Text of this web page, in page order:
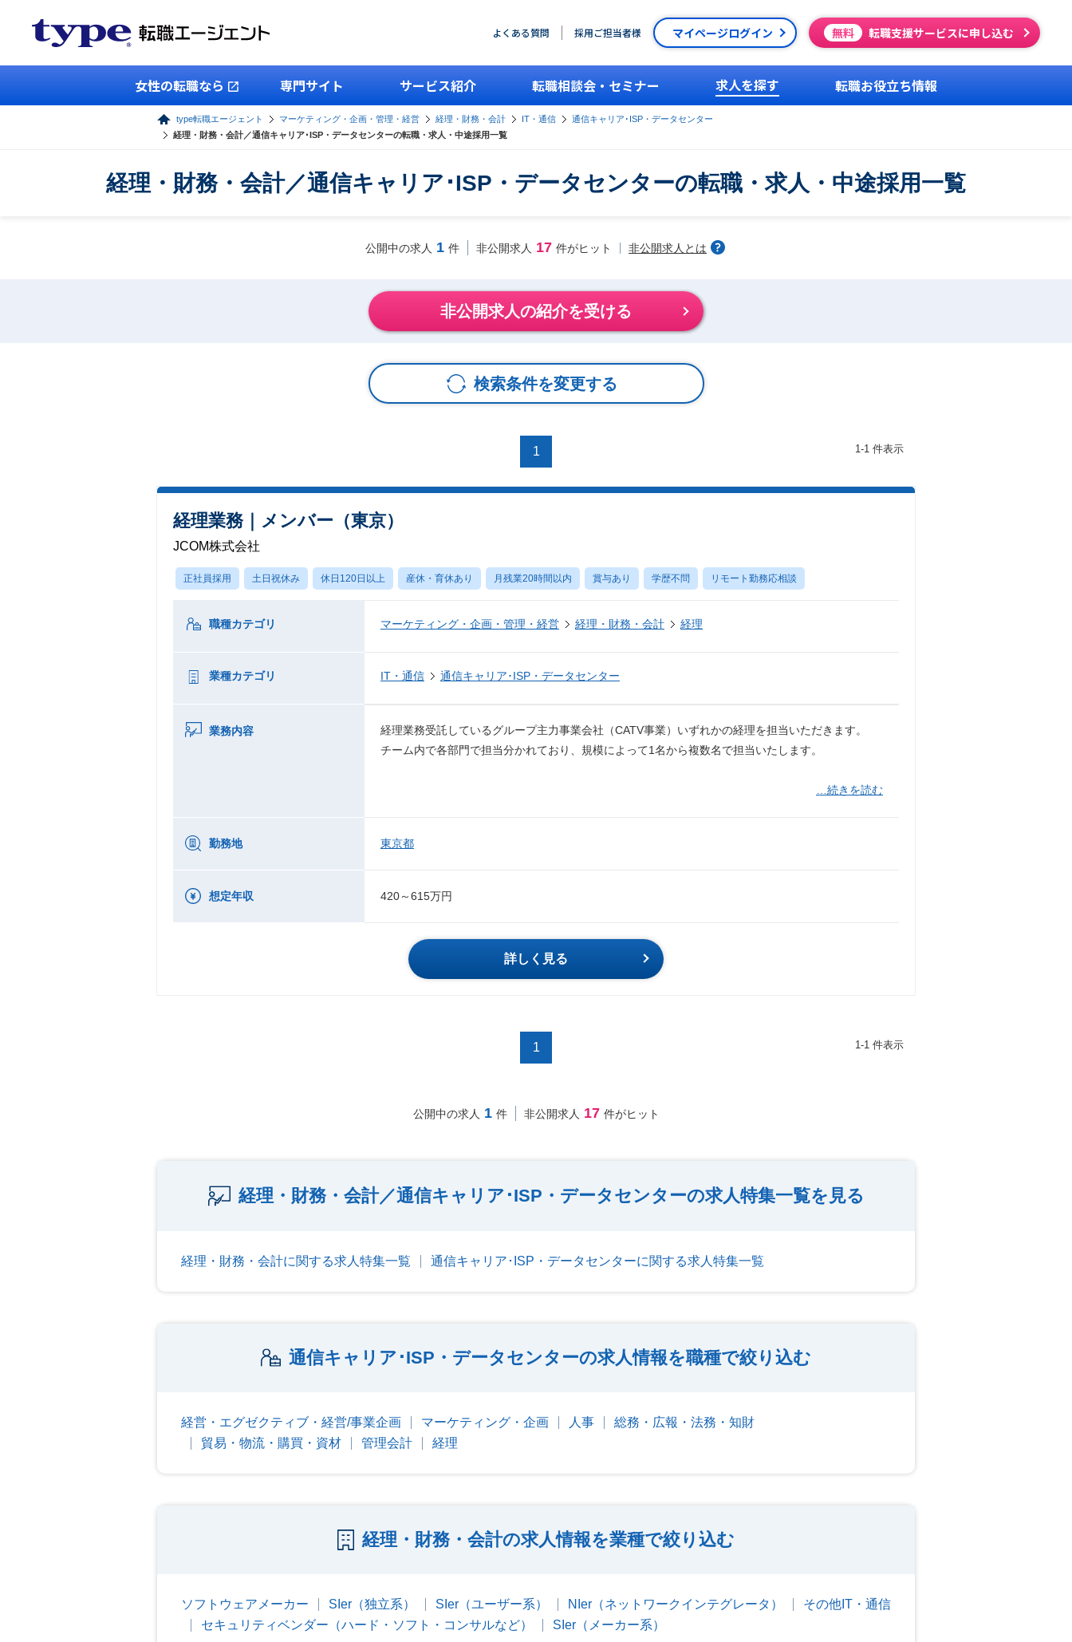
よくある質問 採用ご担当者様 マイページログイン 無料 転職支援サービスに申し込む
女性の転職なら 専門サイト サービス紹介 転職相談会・セミナー 求人を探す 転職お役立ち情報
type転職エージェント マーケティング・企画・管理・経営 経理・財務・会計 IT・通信
通信キャリア･ISP・データセンター
経理・財務・会計／通信キャリア･ISP・データセンターの転職・求人・中途採用一覧
経理・財務・会計／通信キャリア･ISP・データセンターの転職・求人・中途採用一覧
公開中の求人 1 件 非公開求人 17 件がヒット 非公開求人とは
非公開求人の紹介を受ける
検索条件を変更する
1 1-1 件表示
経理業務｜メンバー（東京）
JCOM株式会社
正社員採用 土日祝休み 休日120日以上 産休・育休あり 月残業20時間以内 賞与あり 学歴不問 リモート勤務応相談
職種カテゴリ マーケティング・企画・管理・経営 経理・財務・会計 経理
業種カテゴリ IT・通信 通信キャリア･ISP・データセンター
業務内容
経理業務受託しているグループ主力事業会社（CATV事業）いずれかの経理を担当いただきます。
チーム内で各部門で担当分かれており、規模によって1名から複数名で担当いたします。
…続きを読む
勤務地 東京都
想定年収 420～615万円
詳しく見る
1 1-1 件表示
公開中の求人 1 件 非公開求人 17 件がヒット
経理・財務・会計／通信キャリア･ISP・データセンターの求人特集一覧を見る
経理・財務・会計に関する求人特集一覧 通信キャリア･ISP・データセンターに関する求人特集一覧
通信キャリア･ISP・データセンターの求人情報を職種で絞り込む
経営・エグゼクティブ・経営/事業企画 マーケティング・企画 人事
総務・広報・法務・知財
貿易・物流・購買・資材
管理会計 経理
経理・財務・会計の求人情報を業種で絞り込む
ソフトウェアメーカー SIer（独立系） SIer（ユーザー系） NIer（ネットワークインテグレータ）
その他IT・通信
セキュリティベンダー（ハード・ソフト・コンサルなど）
SIer（メーカー系）